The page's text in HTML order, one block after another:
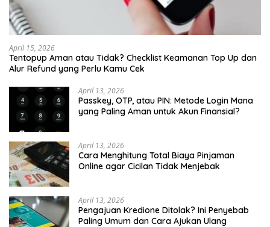
April 15, 2026
Tentopup Aman atau Tidak? Checklist Keamanan Top Up dan
Alur Refund yang Perlu Kamu Cek
April 13, 2026
Passkey, OTP, atau PIN: Metode Login Mana
yang Paling Aman untuk Akun Finansial?
April 13, 2026
Cara Menghitung Total Biaya Pinjaman
Online agar Cicilan Tidak Menjebak
April 13, 2026
Pengajuan Kredione Ditolak? Ini Penyebab
Paling Umum dan Cara Ajukan Ulang